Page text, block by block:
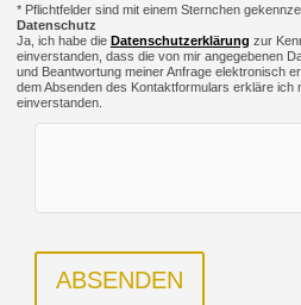
* Pflichtfelder sind mit einem Sternchen
Datenschutz
Ja, ich habe die Datenschutzerklärung zur
einverstanden, dass die von mir angegebenen
und Beantwortung meiner Anfrage elektronisch
dem Absenden des Kontaktformulars erkläre ich
einverstanden.
ABSENDEN